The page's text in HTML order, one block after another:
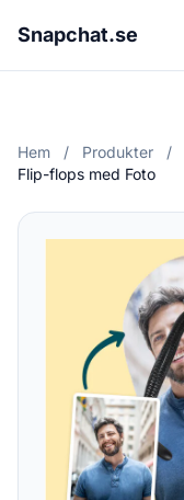
Snapchat.se
Hem / Produkter /
Flip-flops med Foto